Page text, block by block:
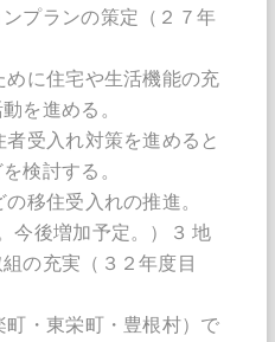
プランの策定（２７年
めに住宅や生活機能の充
を進める。
者受入れ対策を進めると
検討する。
移住受入れの推進。
今後増加予定。）３ 地
の充実（３２年度目
町・東栄町・豊根村）で